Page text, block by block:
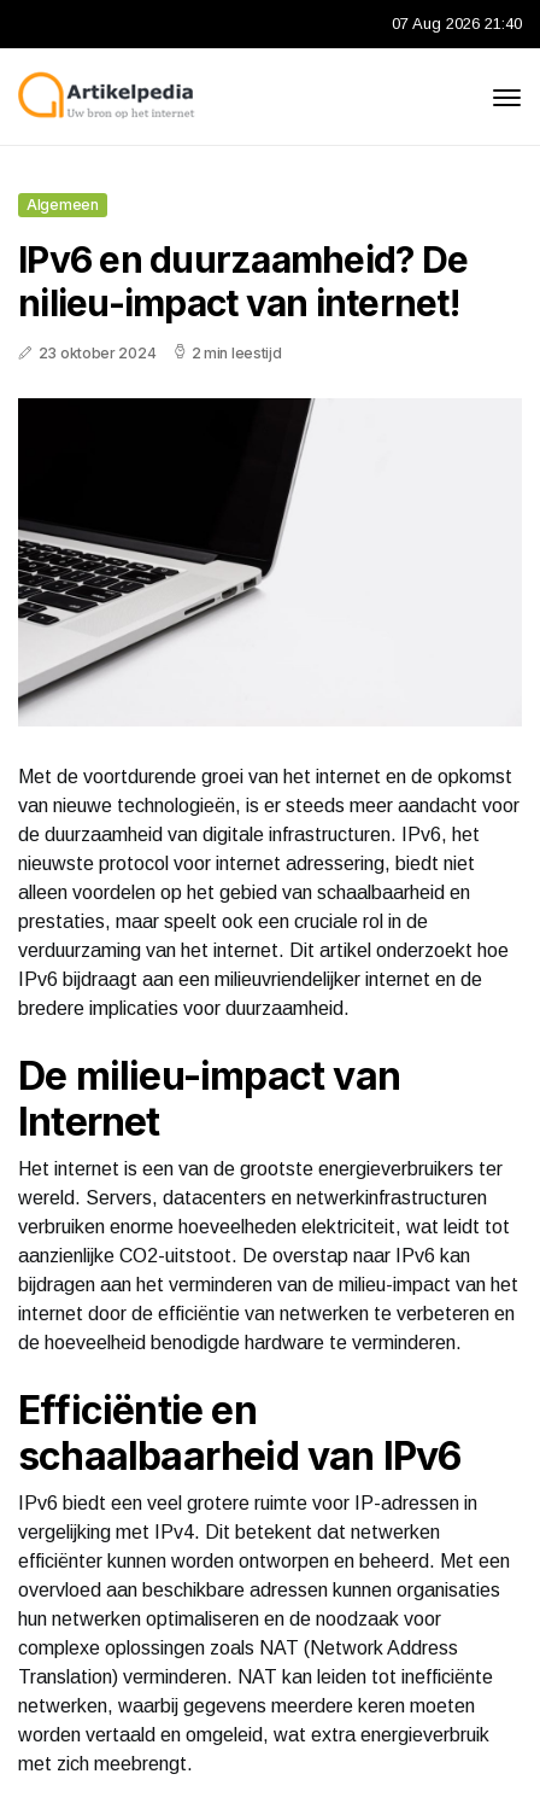
07 Aug 2026 21:40
Algemeen
IPv6 en duurzaamheid? De
nilieu-impact van internet!
23 oktober 2024 2 min leestijd
Met de voortdurende groei van het internet en de opkomst
van nieuwe technologieën, is er steeds meer aandacht voor
de duurzaamheid van digitale infrastructuren. IPv6, het
nieuwste protocol voor internet adressering, biedt niet
alleen voordelen op het gebied van schaalbaarheid en
prestaties, maar speelt ook een cruciale rol in de
verduurzaming van het internet. Dit artikel onderzoekt hoe
IPv6 bijdraagt aan een milieuvriendelijker internet en de
bredere implicaties voor duurzaamheid.
De milieu-impact van
Internet
Het internet is een van de grootste energieverbruikers ter
wereld. Servers, datacenters en netwerkinfrastructuren
verbruiken enorme hoeveelheden elektriciteit, wat leidt tot
aanzienlijke CO2-uitstoot. De overstap naar IPv6 kan
bijdragen aan het verminderen van de milieu-impact van het
internet door de efficiëntie van netwerken te verbeteren en
de hoeveelheid benodigde hardware te verminderen.
Efficiëntie en
schaalbaarheid van IPv6
IPv6 biedt een veel grotere ruimte voor IP-adressen in
vergelijking met IPv4. Dit betekent dat netwerken
efficiënter kunnen worden ontworpen en beheerd. Met een
overvloed aan beschikbare adressen kunnen organisaties
hun netwerken optimaliseren en de noodzaak voor
complexe oplossingen zoals NAT (Network Address
Translation) verminderen. NAT kan leiden tot inefficiënte
netwerken, waarbij gegevens meerdere keren moeten
worden vertaald en omgeleid, wat extra energieverbruik
met zich meebrengt.